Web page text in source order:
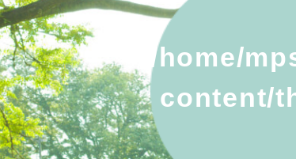
/home/
content/